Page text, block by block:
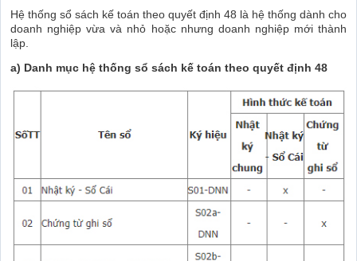
Hệ thống sổ sách kế toán theo quyết định 48 là hệ thống dành cho
doanh nghiệp vừa và nhỏ hoặc nhưng doanh nghiệp mới thành
lập.
a) Danh mục hệ thống sổ sách kế toán theo quyết định 48